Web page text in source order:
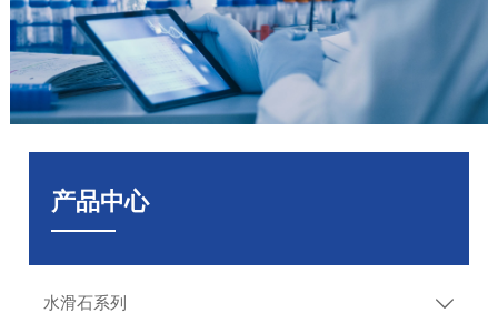
产品中心
水滑石系列 